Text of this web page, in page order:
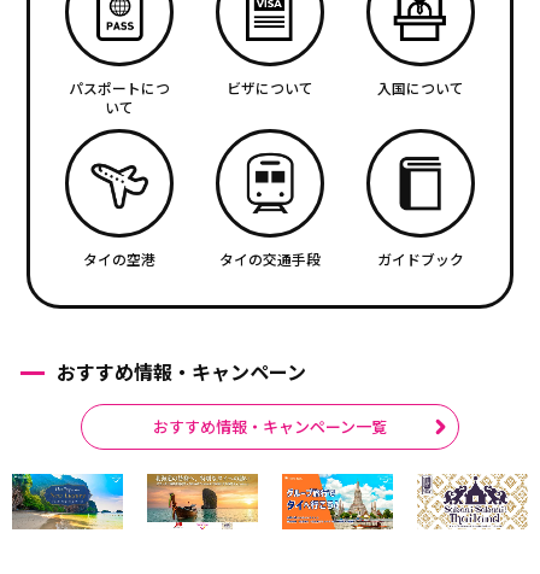
パスポートにつ
いて
ビザについて 入国について
タイの空港 タイの交通手段 ガイドブック
おすすめ情報・キャンペーン
おすすめ情報・キャンペーン一覧